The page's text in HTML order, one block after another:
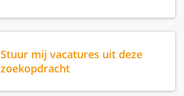
Stuur mij vacatures uit deze
zoekopdracht